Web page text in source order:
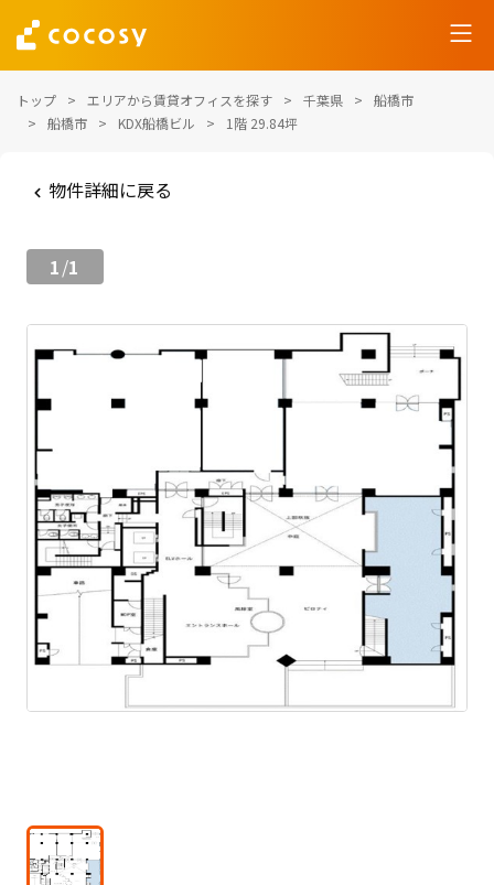
トップ エリアから賃貸オフィスを探す 千葉県
船橋市
船橋市
KDX船橋ビル 1階 29.84坪
物件詳細に戻る
1/1